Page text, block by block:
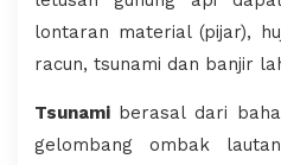
lontaran material (pijar),
racun, tsunami dan banjir
Tsunami berasal dari
gelombang ombak